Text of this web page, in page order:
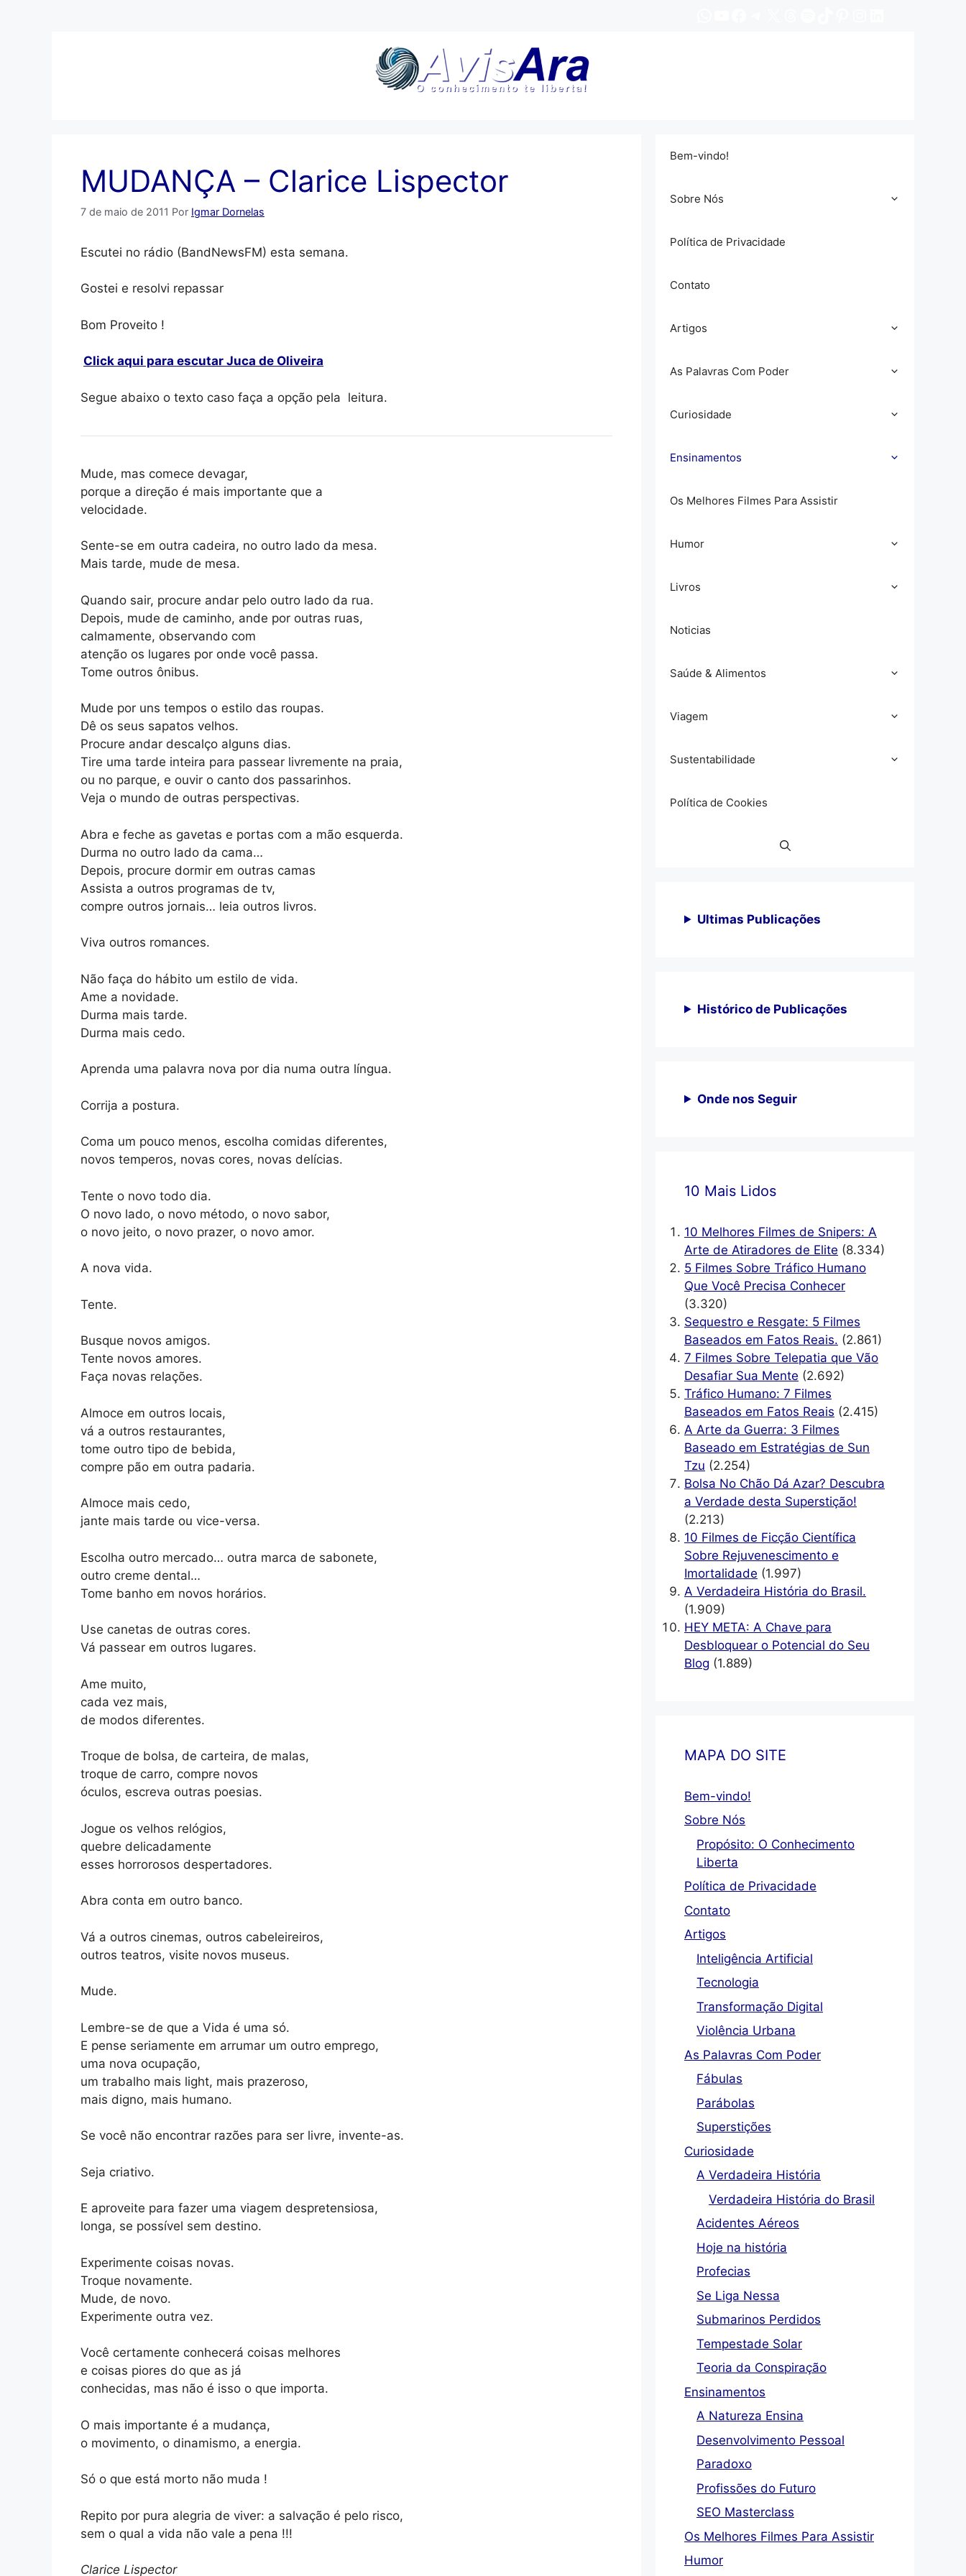
MUDANÇA – Clarice Lispector
7 de maio de 2011 Por Igmar Dornelas
Escutei no rádio (BandNewsFM) esta semana.
Gostei e resolvi repassar
Bom Proveito !
Click aqui para escutar Juca de Oliveira
Segue abaixo o texto caso faça a opção pela leitura.
Mude, mas comece devagar,
porque a direção é mais importante que a
velocidade.
Sente-se em outra cadeira, no outro lado da mesa.
Mais tarde, mude de mesa.
Quando sair, procure andar pelo outro lado da rua.
Depois, mude de caminho, ande por outras ruas,
calmamente, observando com
atenção os lugares por onde você passa.
Tome outros ônibus.
Mude por uns tempos o estilo das roupas.
Dê os seus sapatos velhos.
Procure andar descalço alguns dias.
Tire uma tarde inteira para passear livremente na praia,
ou no parque, e ouvir o canto dos passarinhos.
Veja o mundo de outras perspectivas.
Abra e feche as gavetas e portas com a mão esquerda.
Durma no outro lado da cama…
Depois, procure dormir em outras camas
Assista a outros programas de tv,
compre outros jornais… leia outros livros.
Viva outros romances.
Não faça do hábito um estilo de vida.
Ame a novidade.
Durma mais tarde.
Durma mais cedo.
Aprenda uma palavra nova por dia numa outra língua.
Corrija a postura.
Coma um pouco menos, escolha comidas diferentes,
novos temperos, novas cores, novas delícias.
Tente o novo todo dia.
O novo lado, o novo método, o novo sabor,
o novo jeito, o novo prazer, o novo amor.
A nova vida.
Tente.
Busque novos amigos.
Tente novos amores.
Faça novas relações.
Almoce em outros locais,
vá a outros restaurantes,
tome outro tipo de bebida,
compre pão em outra padaria.
Almoce mais cedo,
jante mais tarde ou vice-versa.
Escolha outro mercado… outra marca de sabonete,
outro creme dental…
Tome banho em novos horários.
Use canetas de outras cores.
Vá passear em outros lugares.
Ame muito,
cada vez mais,
de modos diferentes.
Troque de bolsa, de carteira, de malas,
troque de carro, compre novos
óculos, escreva outras poesias.
Jogue os velhos relógios,
quebre delicadamente
esses horrorosos despertadores.
Abra conta em outro banco.
Vá a outros cinemas, outros cabeleireiros,
outros teatros, visite novos museus.
Mude.
Lembre-se de que a Vida é uma só.
E pense seriamente em arrumar um outro emprego,
uma nova ocupação,
um trabalho mais light, mais prazeroso,
mais digno, mais humano.
Se você não encontrar razões para ser livre, invente-as.
Seja criativo.
E aproveite para fazer uma viagem despretensiosa,
longa, se possível sem destino.
Experimente coisas novas.
Troque novamente.
Mude, de novo.
Experimente outra vez.
Você certamente conhecerá coisas melhores
e coisas piores do que as já
conhecidas, mas não é isso o que importa.
O mais importante é a mudança,
o movimento, o dinamismo, a energia.
Só o que está morto não muda !
Repito por pura alegria de viver: a salvação é pelo risco,
sem o qual a vida não vale a pena !!!
Clarice Lispector
Bem-vindo!
Sobre Nós
Política de Privacidade
Contato
Artigos
As Palavras Com Poder
Curiosidade
Ensinamentos
Os Melhores Filmes Para Assistir
Humor
Livros
Noticias
Saúde & Alimentos
Viagem
Sustentabilidade
Política de Cookies
Ultimas Publicações
Histórico de Publicações
Onde nos Seguir
10 Mais Lidos
10 Melhores Filmes de Snipers: A
Arte de Atiradores de Elite (8.334)
5 Filmes Sobre Tráfico Humano
Que Você Precisa Conhecer
(3.320)
Sequestro e Resgate: 5 Filmes
Baseados em Fatos Reais. (2.861)
7 Filmes Sobre Telepatia que Vão
Desafiar Sua Mente (2.692)
Tráfico Humano: 7 Filmes
Baseados em Fatos Reais (2.415)
A Arte da Guerra: 3 Filmes
Baseado em Estratégias de Sun
Tzu (2.254)
Bolsa No Chão Dá Azar? Descubra
a Verdade desta Superstição!
(2.213)
10 Filmes de Ficção Científica
Sobre Rejuvenescimento e
Imortalidade (1.997)
A Verdadeira História do Brasil.
(1.909)
HEY META: A Chave para
Desbloquear o Potencial do Seu
Blog (1.889)
MAPA DO SITE
Bem-vindo!
Sobre Nós
Propósito: O Conhecimento
Liberta
Política de Privacidade
Contato
Artigos
Inteligência Artificial
Tecnologia
Transformação Digital
Violência Urbana
As Palavras Com Poder
Fábulas
Parábolas
Superstições
Curiosidade
A Verdadeira História
Verdadeira História do Brasil
Acidentes Aéreos
Hoje na história
Profecias
Se Liga Nessa
Submarinos Perdidos
Tempestade Solar
Teoria da Conspiração
Ensinamentos
A Natureza Ensina
Desenvolvimento Pessoal
Paradoxo
Profissões do Futuro
SEO Masterclass
Os Melhores Filmes Para Assistir
Humor